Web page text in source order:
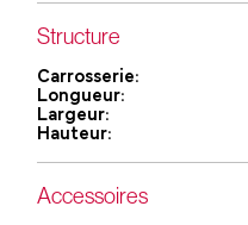
Structure
Carrosserie:
Longueur:
Largeur:
Hauteur:
Accessoires